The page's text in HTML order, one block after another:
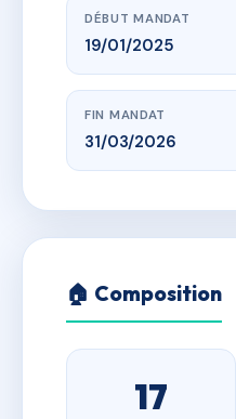
DÉBUT MANDAT
19/01/2025
FIN MANDAT
31/03/2026
🏠 Composition
17